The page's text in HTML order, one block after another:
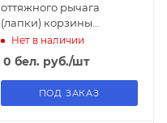
оттяжного рычага
(лапки) корзины
сцепления
дв.ЗМЗ-511,-513,-523,-73
ГАЗ-53 "ЗМЗ"
Нет в наличии
0 бел. руб./шт
ПОД ЗАКАЗ